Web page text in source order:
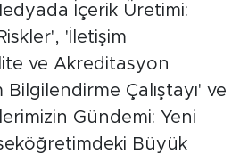
İçerik Üretimi:
'İletişim
ve Akreditasyon
Çalıştayı' ve
Gündemi: Yeni
Büyük